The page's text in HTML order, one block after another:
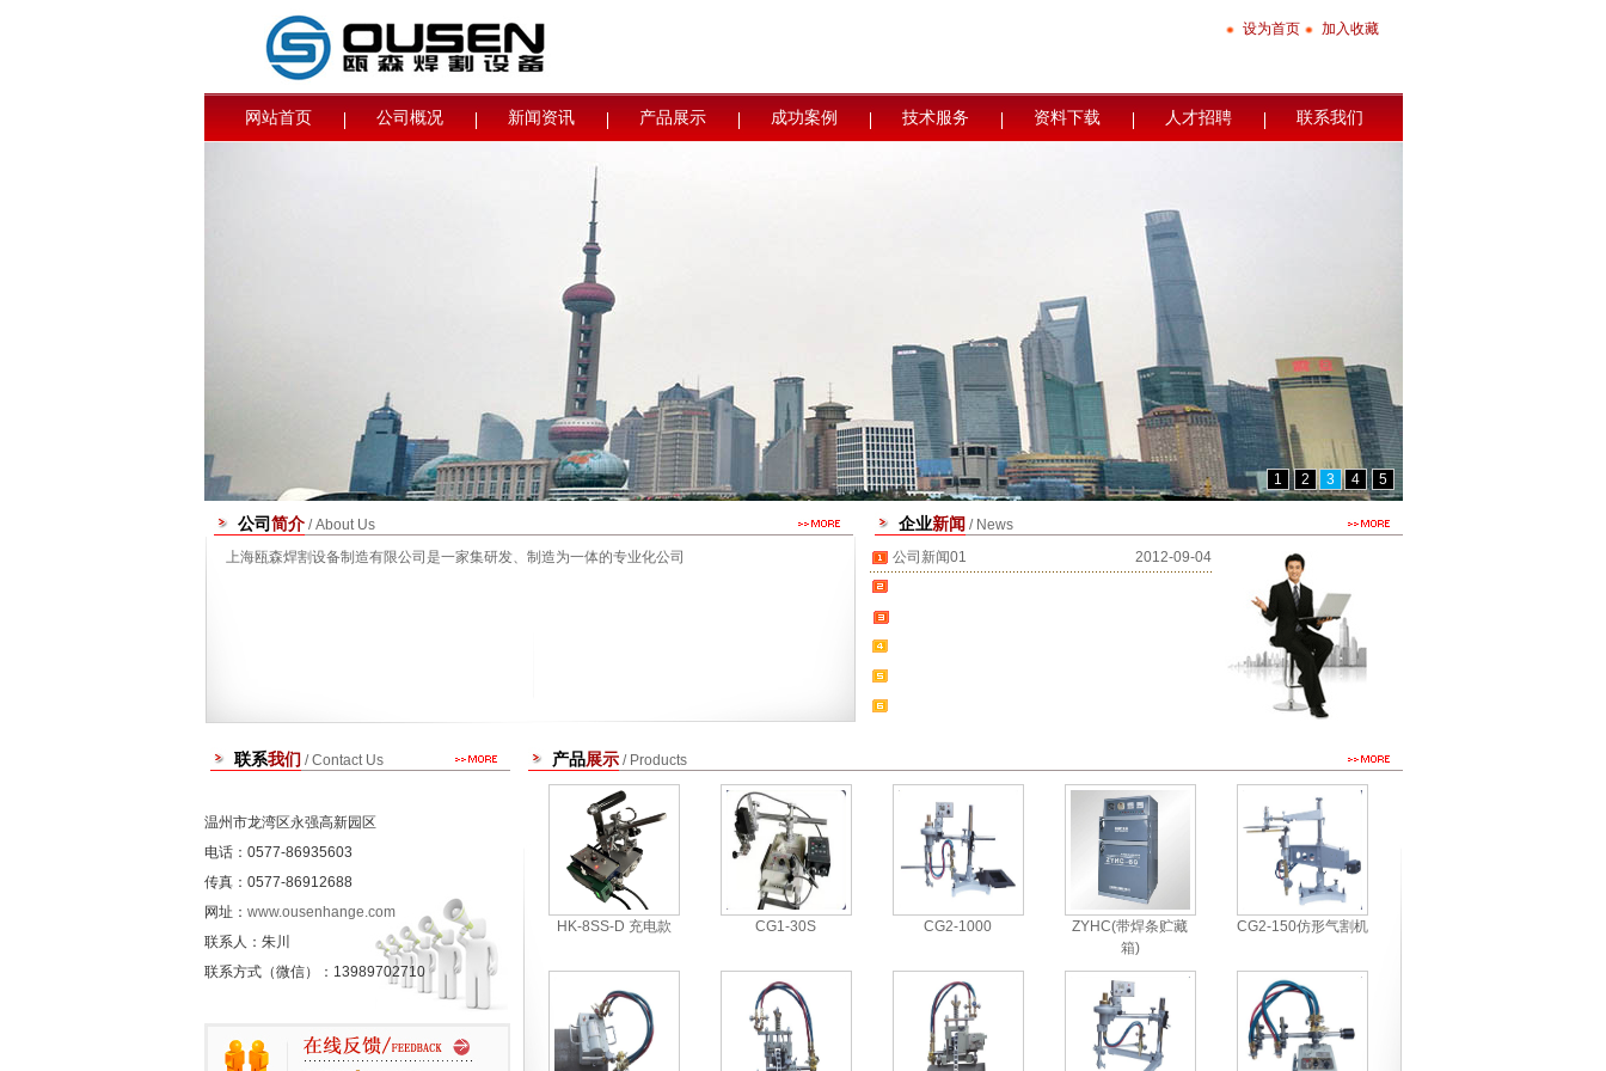
设为首页 加入收藏
网站首页 公司概况 新闻资讯 产品展示 成功案例 技术服务 资料下载 人才招聘 联系我们
1 2 3 4 5
公司简介/ About Us
上海瓯森焊割设备制造有限公司是一家集研发、制造为一体的专业化公司
企业新闻 / News
公司新闻01
2012-09-04
联系我们 / Contact Us
温州市龙湾区永强高新园区
电话：0577-86935603
传真：0577-86912688
网址： www.ousenhange.com
联系人：朱川
联系方式（微信）：13989702710
产品展示/ Products
HK-8SS-D 充电款 CG1-30S CG2-1000
ZYHC(带焊条贮藏
箱)
CG2-150仿形气割机